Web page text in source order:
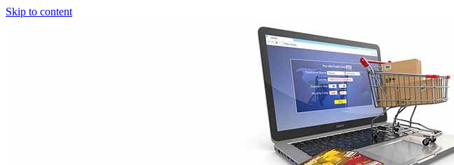
Skip to content